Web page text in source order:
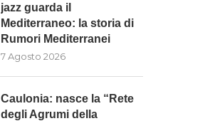
jazz guarda il
Mediterraneo: la storia di
Rumori Mediterranei
7 Agosto 2026
Caulonia: nasce la “Rete
degli Agrumi della